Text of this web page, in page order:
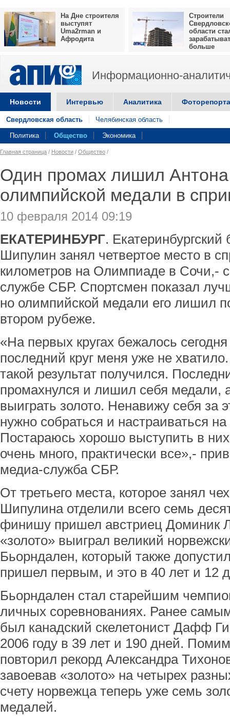
На Дне строителя
выступят
Uma2rman и
Афродита
Строители
области
больше
Информационно-
Новости Интервью Аналитика
Свердловская область Челябинская область
Политика Общество Экономика
Главная страница / Новости / Общество /
Один промах лишил
олимпийской медали в
10 февраля 2014 09:19
ЕКАТЕРИНБУРГ.
Шипулин занял четвертое место в
километров на Олимпиаде в Сочи,-
службе СБР. Спортсмен показал
но олимпийской медали его лишил
втором рубеже.
«На первых кругах бежалось
последний круг меня уже не
такой результат получился.
промахнулся и лишил себя медали,
выиграть золото. Ненавижу себя за
нужно собраться и настраиваться
Постараюсь хорошо выступить в
очень много, практически все»,-
медиа-служба СБР.
От третьего места, которое занял
Шипулина отделили всего семь
финишу пришел австриец Доминик
«золото» выиграл великий
Бьорндален, который также
пришел первым, и это в 40 лет и 12
Бьорндален стал старейшим
личных соревнованиях. Ранее
был канадский скелетонист Дафф
2006 году в 39 лет и 190 дней.
повторил рекорд Александра
завоевав «золото» на четырех
счету норвежца теперь уже семь
медалей.